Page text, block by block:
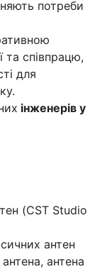
потреби
та співпрацю,
для
інженерів у
(CST Studio
антен
антена